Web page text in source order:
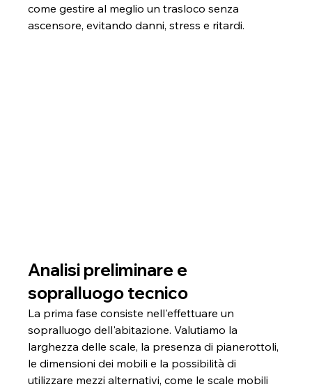
come gestire al meglio un trasloco senza
ascensore, evitando danni, stress e ritardi.
Analisi preliminare e
sopralluogo tecnico
La prima fase consiste nell'effettuare un
sopralluogo dell'abitazione. Valutiamo la
larghezza delle scale, la presenza di pianerottoli,
le dimensioni dei mobili e la possibilità di
utilizzare mezzi alternativi, come le scale mobili